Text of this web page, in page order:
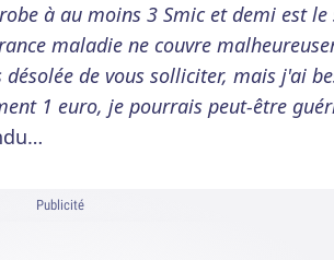
à au moins 3 Smic et demi est le
maladie ne couvre
désolée de vous solliciter, mais j'ai
1 euro, je pourrais peut-être
Publicité